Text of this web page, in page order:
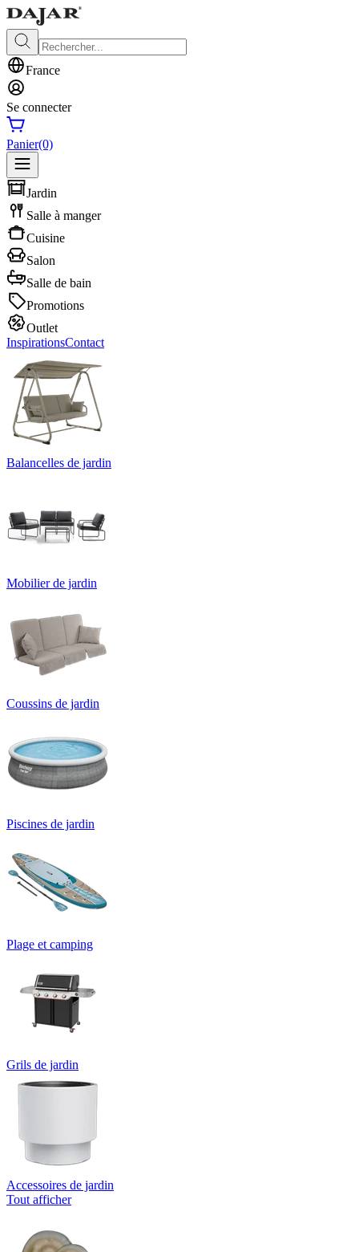
France
Se connecter
Panier(0)
Jardin
Salle à manger
Cuisine
Salon
Salle de bain
Promotions
Outlet
InspirationsContact
Balancelles de jardin
Mobilier de jardin
Coussins de jardin
Piscines de jardin
Plage et camping
Grils de jardin
Accessoires de jardin
Tout afficher